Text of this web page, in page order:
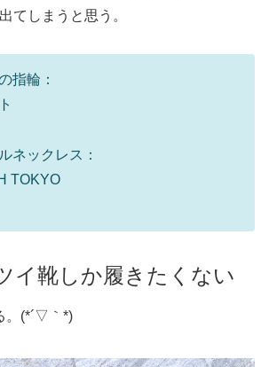
てしまうと思う。
指輪：
ネックレス：
TOKYO
イ靴しか履きたくない
。(*´▽｀*)